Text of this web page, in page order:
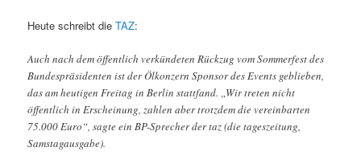
Heute schreibt dieTAZ:
Auch nach dem öffentlich verkündeten Rückzug vom Sommerfest des
Bundespräsidenten ist der Ölkonzern Sponsor des Events geblieben,
das am heutigen Freitag in Berlin stattfand. „Wir treten nicht
öffentlich in Erscheinung, zahlen aber trotzdem die vereinbarten
75.000 Euro“, sagte ein BP-Sprecher der taz (die tageszeitung,
Samstagausgabe).